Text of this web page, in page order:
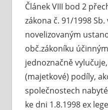
Článek VIII bod 2
zákona č. 91/1998
novelizovaným
obč.zákoníku
jednoznačně
(majetkové) podíly,
společnostech
ke dni 1.8.1998 ex